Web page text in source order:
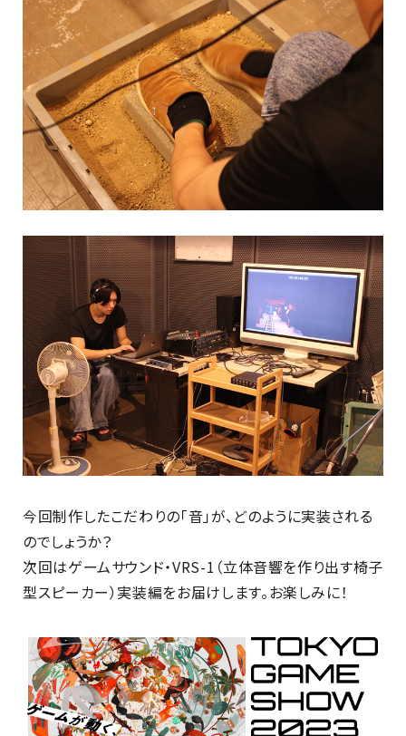
今回制作したこだわりの「音」が、どのように実装される
のでしょうか？
次回はゲームサウンド・VRS-1（立体音響を作り出す椅子
型スピーカー）実装編をお届けします。お楽しみに！